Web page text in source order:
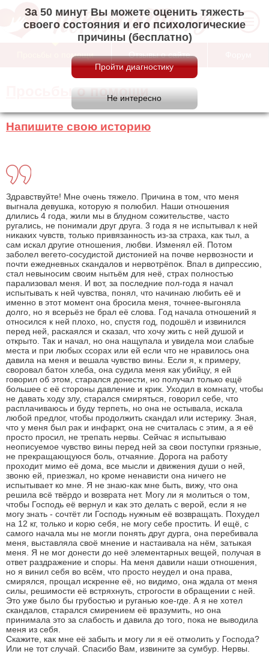
За 50 минут Вы можете оценить тяжесть
своего состояния и его психологические
причины (бесплатно)
Просьбы о помощи Отзывы о сайте
Просьбы о помощи
Напишите свою историю
Здравствуйте! Мне очень тяжело. Причина в том, что меня
выгнала девушка, которую я полюбил. Наши отношения
длились 4 года, жили мы в блудном сожительстве, часто
ругались, не понимали друг друга. 3 года я не испытывал к ней
никаких чувств, только привязанность из-за страха, как тыл, а
сам искал другие отношения, любви. Изменял ей. Потом
заболел вегето-сосудистой дистонией на почве нервозности и
почти ежедневных скандалов и нервотрёпок. Впал в дипрессию,
стал невыносим своим нытьём для неё, страх полностью
парализовал меня. И вот, за последние пол-года я начал
испытывать к ней чувства, понял, что начинаю любить её и
именно в этот момент она бросила меня, точнее-выгоняла
долго, но я всерьёз не брал её слова. Год начала отношений я
относился к ней плохо, но, спустя год, подошёл и извинился
перед ней, раскаялся и сказал, что хочу жить с ней душой и
открыто. Так и начал, но она нащупала и увидела мои слабые
места и при любых ссорах или ей если что не нравилось она
давила на меня и вешала чувство вины. Если я, к примеру,
своровал батон хлеба, она судила меня как убийцу, я ей
говорил об этом, старался донести, но получал только ещё
большее с её стороны давление и крик. Уходил в комнату, чтобы
не давать ходу злу, старался смиряться, говорил себе, что
расплачиваюсь и буду терпеть, но она не остывала, искала
любой предлог, чтобы продолжить скандал или истерику. Зная,
что у меня был рак и инфаркт, она не считалась с этим, а я её
просто просил, не трепать нервы. Сейчас я испытываю
неописуемое чувство вины перед ней за свои поступки грязные,
не прекращающуюся боль, отчаяние. Дорога на работу
проходит мимо её дома, все мысли и движения души о ней,
звоню ей, приезжал, но кроме ненависти она ничего не
испытывает ко мне. Я не знаю-как мне быть, вижу, что она
решила всё твёрдо и возврата нет. Могу ли я молиться о том,
чтобы Господь её вернул и как это делать с верой, если я не
могу знать - сочтёт ли Господь нужным её возвращать. Похудел
на 12 кг, только и корю себя, не могу себе простить. И ещё, с
самого начала мы не могли понять друг дурга, она перебивала
меня, выставляла своё мнение и настаивала на нём, затыкая
меня. Я не мог донести до неё элементарных вещей, получая в
ответ раздражение и споры. На меня давили наши отношения,
но я винил себя во всём, что просто неудел и она права,
смирялся, прощал искренне её, но видимо, она ждала от меня
силы, решимости её встряхнуть, строгости в обращении с ней.
Это уже было бы грубостью и руганью кое-где. А я не хотел
скандалов, старался смирением её вразумить, но она
принимала это за слабость и давила до того, пока не выводила
меня из себя.
Скажите, как мне её забыть и могу ли я её отмолить у Господа?
Или не тот случай. Спасибо Вам, извините за сумбур. Нервы.